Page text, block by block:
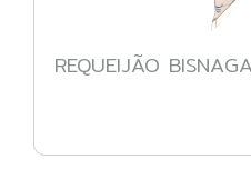
REQUEIJÃO